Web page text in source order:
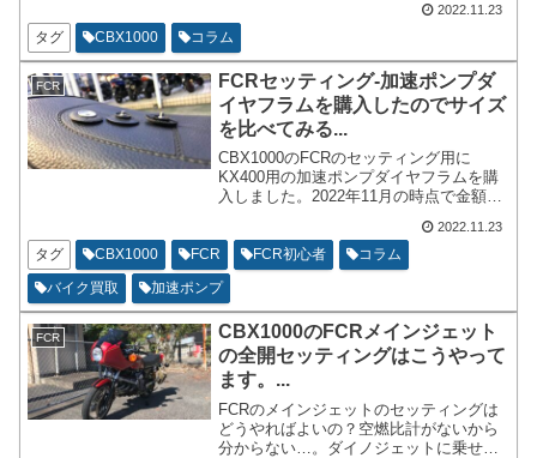
般素人目線でコラム的にCBX1000がどん
なバイクかを書いていきたいと思いま
す。乗っていて味がある面白いバイク
か？コレクション向きのバイクかは答え
は無いとは思います。
2022.11.23
タグ CBX1000 コラム
FCR
FCRセッティング-加速ポンプダ
イヤフラムを購入したのでサイズ
を比べてみる...
CBX1000のFCRのセッティング用に
KX400用の加速ポンプダイヤフラムを購
入しました。2022年11月の時点で金額は
購入したのでうろ覚えです。先に書いて
おきますが購入したまでで、取り付けて
からの比較などはしておりません。
2022.11.23
タグ CBX1000 FCR FCR初心者
コラム
バイク買取
加速ポンプ
FCR
CBX1000のFCRメインジェット
の全開セッティングはこうやって
ます。...
FCRのメインジェットのセッティングは
どうやればよいの？空燃比計がないから
分からない…。ダイノジェットに乗せて